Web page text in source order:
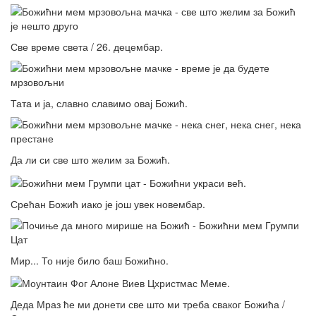
Све време света / 26. децембар.
Тата и ја, славно славимо овај Божић.
Да ли си све што желим за Божић.
Срећан Божић иако је још увек новембар.
Мир... То није било баш Божићно.
Деда Мраз ће ми донети све што ми треба сваког Божића /